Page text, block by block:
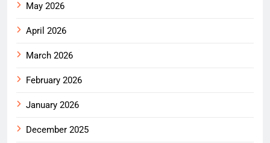
May 2026
April 2026
March 2026
February 2026
January 2026
December 2025